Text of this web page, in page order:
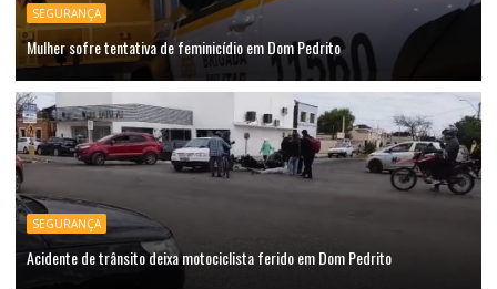
SEGURANÇA
Mulher sofre tentativa de feminicídio em Dom Pedrito
SEGURANÇA
Acidente de trânsito deixa motociclista ferido em Dom Pedrito